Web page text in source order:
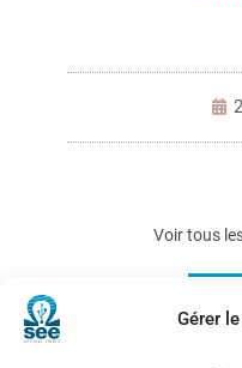
Gérer
Voir tous